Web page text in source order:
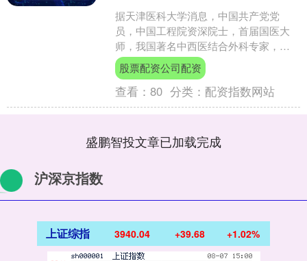
据天津医科大学消息，中国共产党党
员，中国工程院资深院士，首届国医大
师，我国著名中西医结合外科专家，国
家级非遗项目代表传承人，天津市中西
医结合研究院院长，天津医科....
股票配资公司配资
查看：80 分类： 配资指数网站
盛鹏智投文章已加载完成
沪深京指数
上证综指 3940.04 +39.68 +1.02%